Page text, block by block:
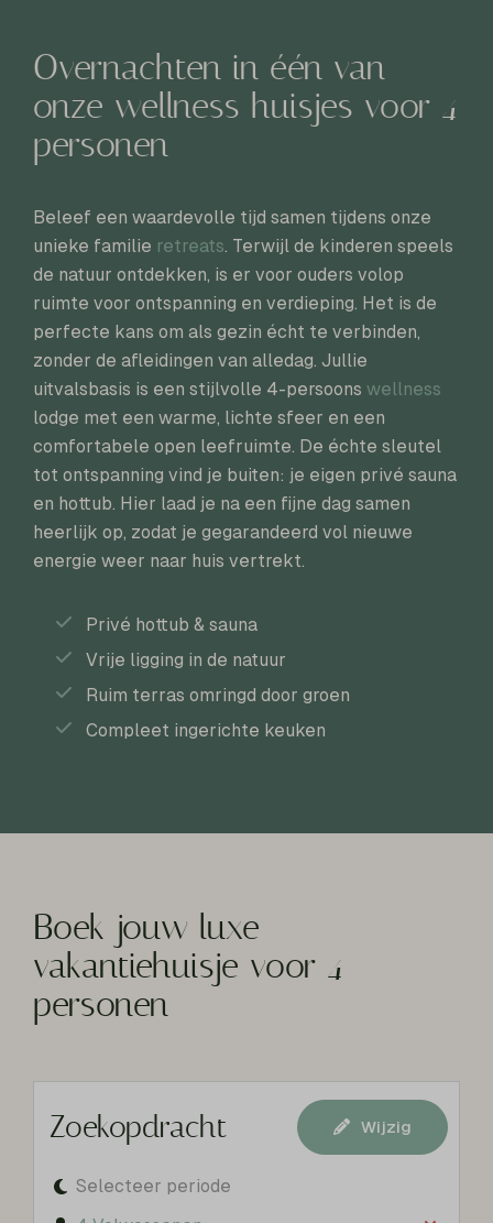
Overnachten in één van
onze wellness huisjes voor 4
personen
Beleef een waardevolle tijd samen tijdens onze
unieke familie retreats. Terwijl de kinderen speels
de natuur ontdekken, is er voor ouders volop
ruimte voor ontspanning en verdieping. Het is de
perfecte kans om als gezin écht te verbinden,
zonder de afleidingen van alledag. Jullie
uitvalsbasis is een stijlvolle 4-persoonswellness
lodge met een warme, lichte sfeer en een
comfortabele open leefruimte. De échte sleutel
tot ontspanning vind je buiten: je eigen privé sauna
en hottub. Hier laad je na een fijne dag samen
heerlijk op, zodat je gegarandeerd vol nieuwe
energie weer naar huis vertrekt.
Privé hottub & sauna
Vrije ligging in de natuur
Ruim terras omringd door groen
Compleet ingerichte keuken
Boek jouw luxe
vakantiehuisje voor 4
personen
Zoekopdracht Wijzig
Selecteer periode